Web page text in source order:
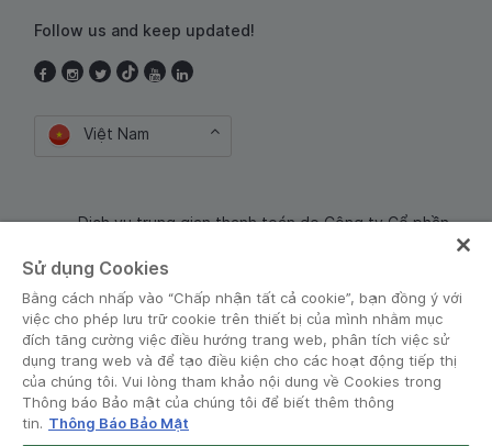
Follow us and keep updated!
Việt Nam
Dịch vụ trung gian thanh toán do Công ty Cổ phần
Sử dụng Cookies
Bằng cách nhấp vào “Chấp nhận tất cả cookie”, bạn đồng ý với
việc cho phép lưu trữ cookie trên thiết bị của mình nhằm mục
đích tăng cường việc điều hướng trang web, phân tích việc sử
dụng trang web và để tạo điều kiện cho các hoạt động tiếp thị
của chúng tôi. Vui lòng tham khảo nội dung về Cookies trong
Thông báo Bảo mật của chúng tôi để biết thêm thông
tin. Thông Báo Bảo Mật